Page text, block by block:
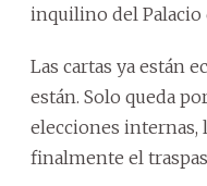
inquilino del Palacio
Las cartas ya están
están. Solo queda
elecciones internas,
finalmente el